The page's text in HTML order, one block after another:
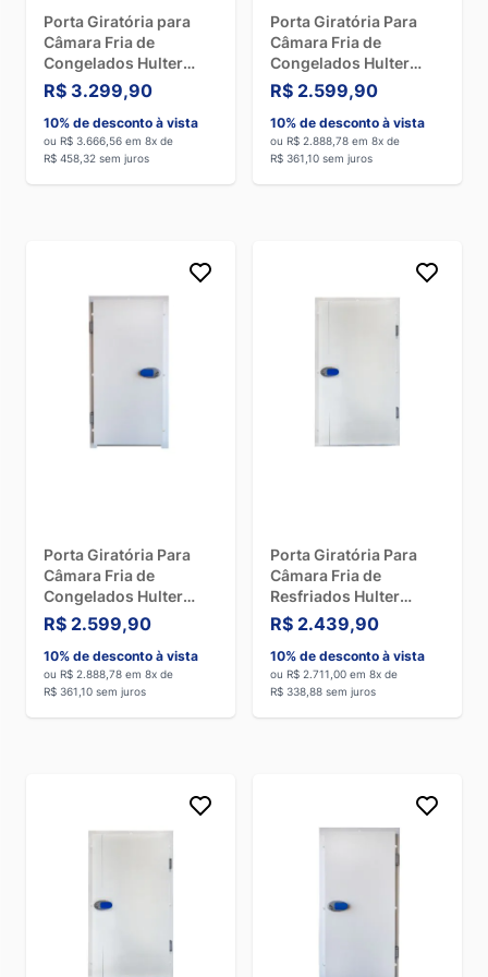
congeladas. Por isso, é fundamental que os funcionários
utilizem os Equipamentos de Proteção Individual (EPIs)
adequados e sigam as normas de segurança.
Encontre acâmara fria
ideal para o seu negócio na Dufrio!
Temos uma equipe de especialistas pronta para te ajudar a
escolher a melhor solução em refrigeração.Solicite um
orçamento!
Porta Giratória para
Câmara Fria de
Congelados Hulter
Com 200X100cm Com
3 Batentes e Abertura
p/Direita
R$ 3.299,90
10% de desconto à vista
ou R$ 3.666,56 em 8x de
R$ 458,32 sem juros
Porta Giratória Para
Câmara Fria de
Congelados Hulter
180X80cm com 3
Batentes e Abertura
Para a Esquerda
R$ 2.599,90
10% de desconto à vista
ou R$ 2.888,78 em 8x de
R$ 361,10 sem juros
Porta Giratória Para
Câmara Fria de
Congelados Hulter
180X80cm com 3
Batentes e Abertura
Para a Direita
R$ 2.599,90
10% de desconto à vista
ou R$ 2.888,78 em 8x de
R$ 361,10 sem juros
Porta Giratória Para
Câmara Fria de
Resfriados Hulter
200X100cm Com 4
Batentes
R$ 2.439,90
10% de desconto à vista
ou R$ 2.711,00 em 8x de
R$ 338,88 sem juros